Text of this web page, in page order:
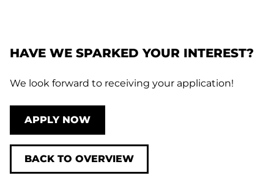
HAVE WE SPARKED YOUR INTEREST?
We look forward to receiving your application!
APPLY NOW
BACK TO OVERVIEW